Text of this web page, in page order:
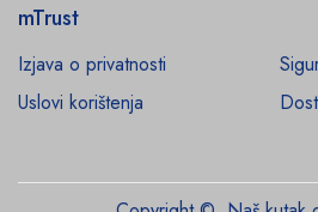
mTrust
Izjava o privatnosti
Uslovi korištenja